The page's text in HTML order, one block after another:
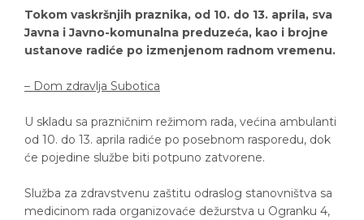
Tokom vaskršnjih praznika, od 10. do 13. aprila, sva
Javna i Javno-komunalna preduzeća, kao i brojne
ustanove radiće po izmenjenom radnom vremenu.
– Dom zdravlja Subotica
U skladu sa prazničnim režimom rada, većina ambulanti
od 10. do 13. aprila radiće po posebnom rasporedu, dok
će pojedine službe biti potpuno zatvorene.
Služba za zdravstvenu zaštitu odraslog stanovništva sa
medicinom rada organizovaće dežurstva u Ogranku 4,